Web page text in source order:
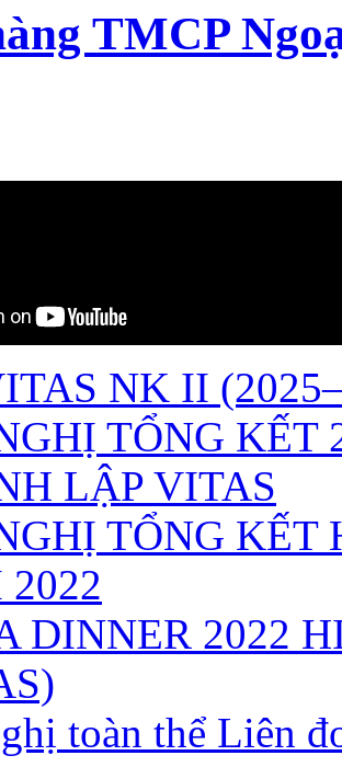
TMCP
NK II
TỔNG
LẬP VITAS
TỔNG KẾT
DINNER 2022
toàn thể Liên